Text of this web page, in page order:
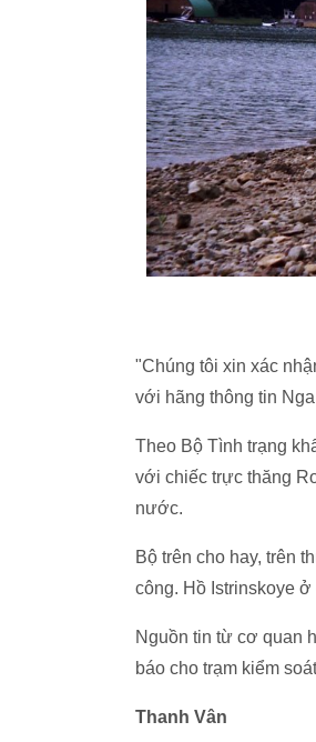
"Chúng tôi xin xác
với hãng thông tin
Theo Bộ Tình trạng
với chiếc trực thăng
nước.
Bộ trên cho hay, trên
công. Hồ Istrinskoye
Nguồn tin từ cơ quan
báo cho trạm kiểm
Thanh Vân